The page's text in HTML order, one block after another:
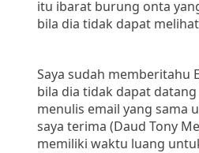
itu ibarat burung onta
bila dia tidak dapat
Saya sudah memberitahu
bila dia tidak dapat
menulis email yang sama
saya terima (Daud Tony
memiliki waktu luang